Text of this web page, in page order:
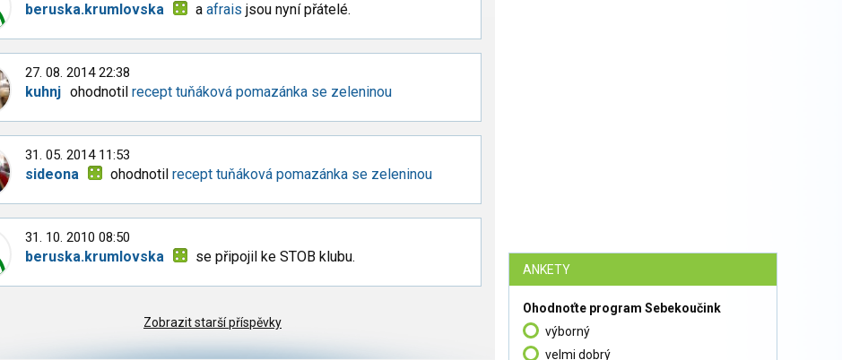
beruska.krumlovska aafrais jsou nyní přátelé.
27. 08. 2014 22:38
kuhnj ohodnotilrecept tuňáková pomazánka se zeleninou
31. 05. 2014 11:53
sideona ohodnotilrecept tuňáková pomazánka se zeleninou
31. 10. 2010 08:50
beruska.krumlovska se připojil ke STOB klubu.
Zobrazit starší příspěvky
ANKETY
Ohodnoťte program Sebekoučink
výborný
velmi dobrý